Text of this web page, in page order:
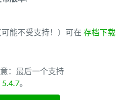
能不受支持！）可在 存档下载
：最后一个支持
5.4.7。